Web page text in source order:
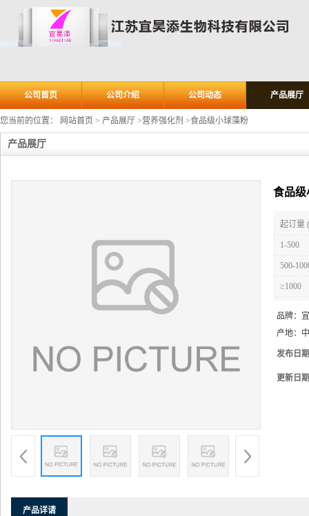
公司首页 公司介绍 公司动态 产品展厅
您当前的位置： 网站首页 > 产品展厅 >营养强化剂 >食品级小球藻粉
产品展厅
食品级
起订量
1-500
500-
≥1000
品牌：
产地：
发布日
更新日
产品详请